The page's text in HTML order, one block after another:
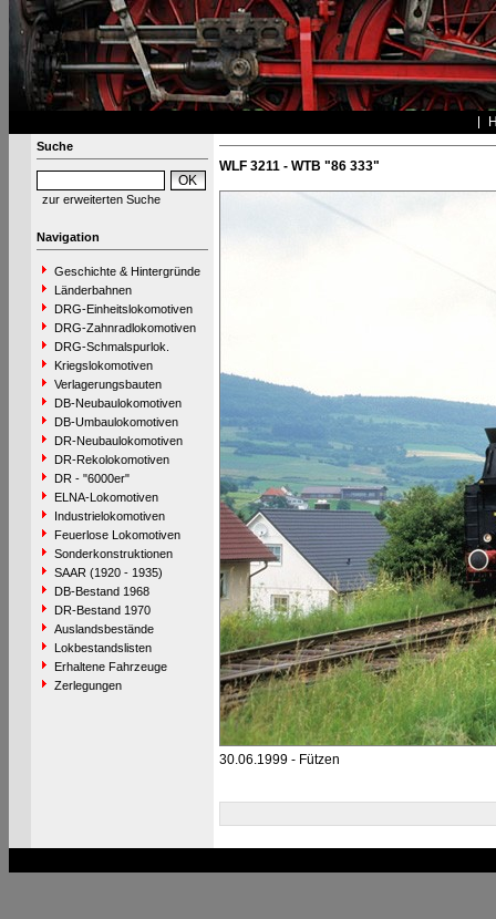
Suche
zur erweiterten Suche
Navigation
Geschichte & Hintergründe
Länderbahnen
DRG-Einheitslokomotiven
DRG-Zahnradlokomotiven
DRG-Schmalspurlok.
Kriegslokomotiven
Verlagerungsbauten
DB-Neubaulokomotiven
DB-Umbaulokomotiven
DR-Neubaulokomotiven
DR-Rekolokomotiven
DR - "6000er"
ELNA-Lokomotiven
Industrielokomotiven
Feuerlose Lokomotiven
Sonderkonstruktionen
SAAR (1920 - 1935)
DB-Bestand 1968
DR-Bestand 1970
Auslandsbestände
Lokbestandslisten
Erhaltene Fahrzeuge
Zerlegungen
WLF 3211 - WTB "86 333"
30.06.1999 - Fützen